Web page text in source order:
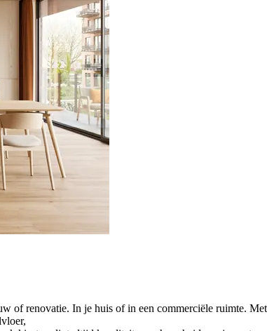
of renovatie. In je huis of in een commerciële ruimte.